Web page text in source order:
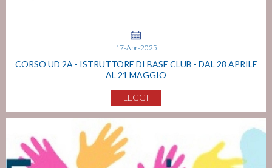
17-Apr-2025
CORSO UD 2A - ISTRUTTORE DI BASE CLUB - DAL 28 APRILE
AL 21 MAGGIO
LEGGI